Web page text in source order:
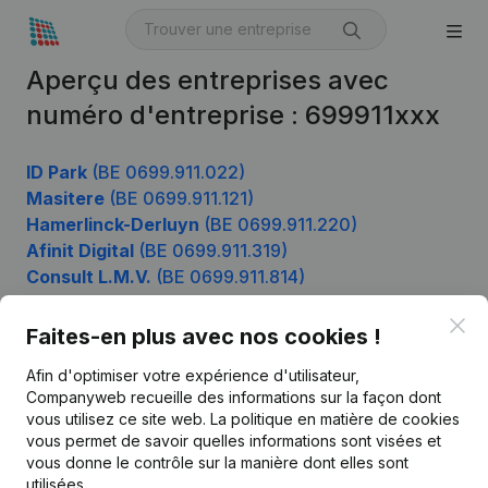
Aperçu des entreprises avec
numéro d'entreprise : 699911xxx
ID Park (BE 0699.911.022)
Masitere (BE 0699.911.121)
Hamerlinck-Derluyn (BE 0699.911.220)
Afinit Digital (BE 0699.911.319)
Consult L.M.V. (BE 0699.911.814)
Faites-en plus avec nos cookies !
Afin d'optimiser votre expérience d'utilisateur,
Companyweb recueille des informations sur la façon dont
vous utilisez ce site web. La politique en matière de cookies
vous permet de savoir quelles informations sont visées et
vous donne le contrôle sur la manière dont elles sont
utilisées.
Français
Informations d’entreprise
Monitoring